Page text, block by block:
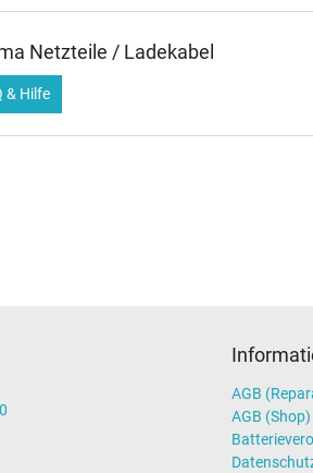
Netzteile / Ladekabel
& Hilfe
AGB
AGB (Shop)